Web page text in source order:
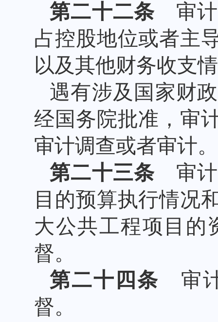
第二十二条 审计
占控股地位或者主
以及其他财务收支
遇有涉及国家财
经国务院批准，审
审计调查或者审计。
第二十三条 审计
目的预算执行情况
大公共工程项目的
督。
第二十四条 审
督。